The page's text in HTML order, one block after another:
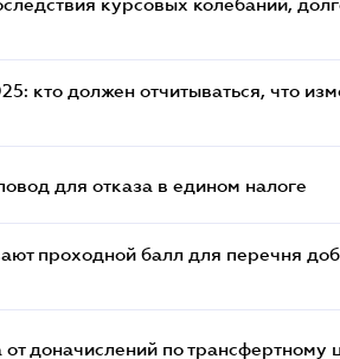
кто должен отчитываться, что
для отказа в едином налоге
проходной балл для перечня
доначислений по трансфертному